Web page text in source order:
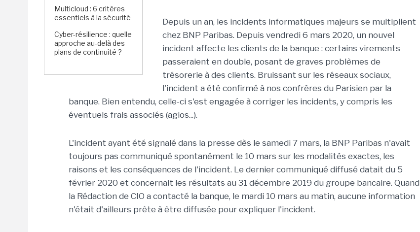
Multicloud : 6 critères
essentiels à la sécurité
Cyber-résilience : quelle
approche au-delà des
plans de continuité ?
Depuis un an, les incidents informatiques majeurs se multiplient
chez BNP Paribas. Depuis vendredi 6 mars 2020, un nouvel
incident affecte les clients de la banque : certains virements
passeraient en double, posant de graves problèmes de
trésorerie à des clients. Bruissant sur les réseaux sociaux,
l'incident a été confirmé à nos confrères du Parisien par la
banque. Bien entendu, celle-ci s'est engagée à corriger les incidents, y compris les
éventuels frais associés (agios...).
L'incident ayant été signalé dans la presse dès le samedi 7 mars, la BNP Paribas n'avait
toujours pas communiqué spontanément le 10 mars sur les modalités exactes, les
raisons et les conséquences de l'incident. Le dernier communiqué diffusé datait du 5
février 2020 et concernait les résultats au 31 décembre 2019 du groupe bancaire. Quand
la Rédaction de CIO a contacté la banque, le mardi 10 mars au matin, aucune information
n'était d'ailleurs prête à être diffusée pour expliquer l'incident.